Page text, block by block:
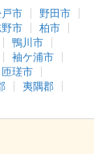
市
野田市
市
柏市
鴨川市
袖ケ浦市
匝瑳市
夷隅郡